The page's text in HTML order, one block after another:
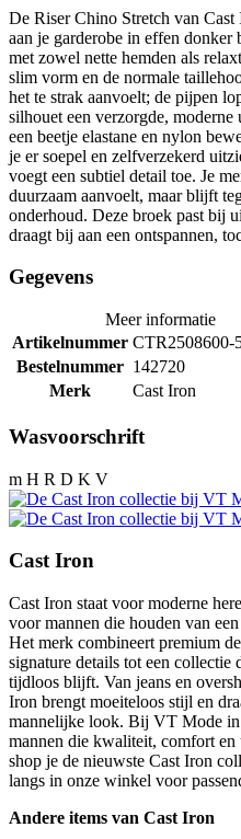
De Riser Chino Stretch van
aan je garderobe in effen
met zowel nette hemden als
slim vorm en de normale
het te strak aanvoelt; de pijpen
silhouet een verzorgde,
een beetje elastane en nylon
je er soepel en zelfverzekerd
voegt een subtiel detail toe. Je
duurzaam aanvoelt, maar blijft
onderhoud. Deze broek past bij
draagt bij aan een ontspannen,
Gegevens
Meer informatie
Artikelnummer CTR2508600-
Bestelnummer 142720
Merk
Cast Iron
Wasvoorschrift
m H R D K V
Cast Iron
Cast Iron staat voor moderne
voor mannen die houden van
Het merk combineert premium
signature details tot een collectie
tijdloos blijft. Van jeans en
Iron brengt moeiteloos stijl en
mannelijke look. Bij VT Mode
mannen die kwaliteit, comfort
shop je de nieuwste Cast Iron
langs in onze winkel voor
Andere items van Cast Iron